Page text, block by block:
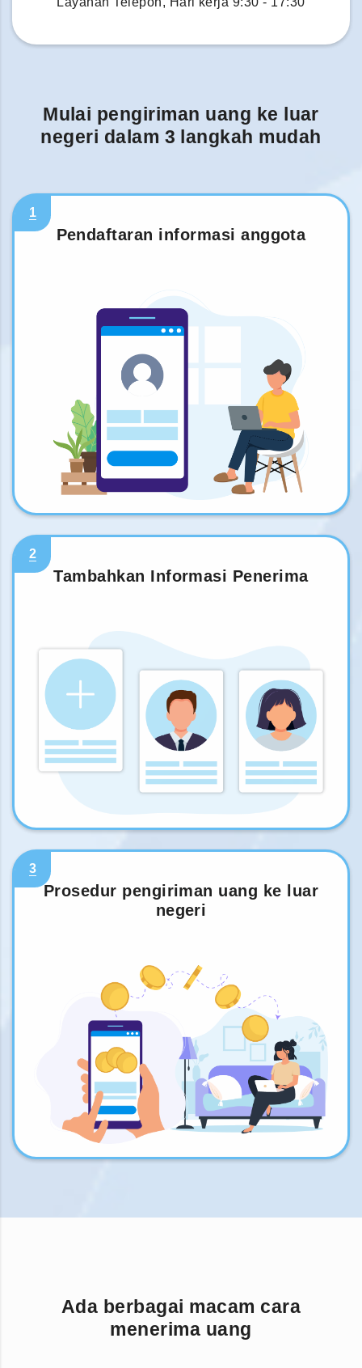
Mulai pengiriman uang ke luar
negeri dalam 3 langkah mudah
1
Pendaftaran informasi anggota
2
Tambahkan Informasi Penerima
3
Prosedur pengiriman uang ke luar
negeri
Ada berbagai macam cara
menerima uang